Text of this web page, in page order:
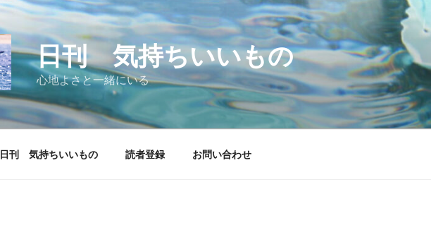
日刊 気持ちいいもの
心地よさと一緒にいる
日刊 気持ちいいもの 読者登録 お問い合わせ